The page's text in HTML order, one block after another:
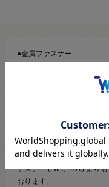
●金属ファスナー
●サイズ：No.3 長さ30cm
●エレメント（務歯）：シ
【商品の説明】
エレメントが金属でできて
YZiP（アルミ）はYKKメタ
ァスナー ( MA、RA ) より
おります。